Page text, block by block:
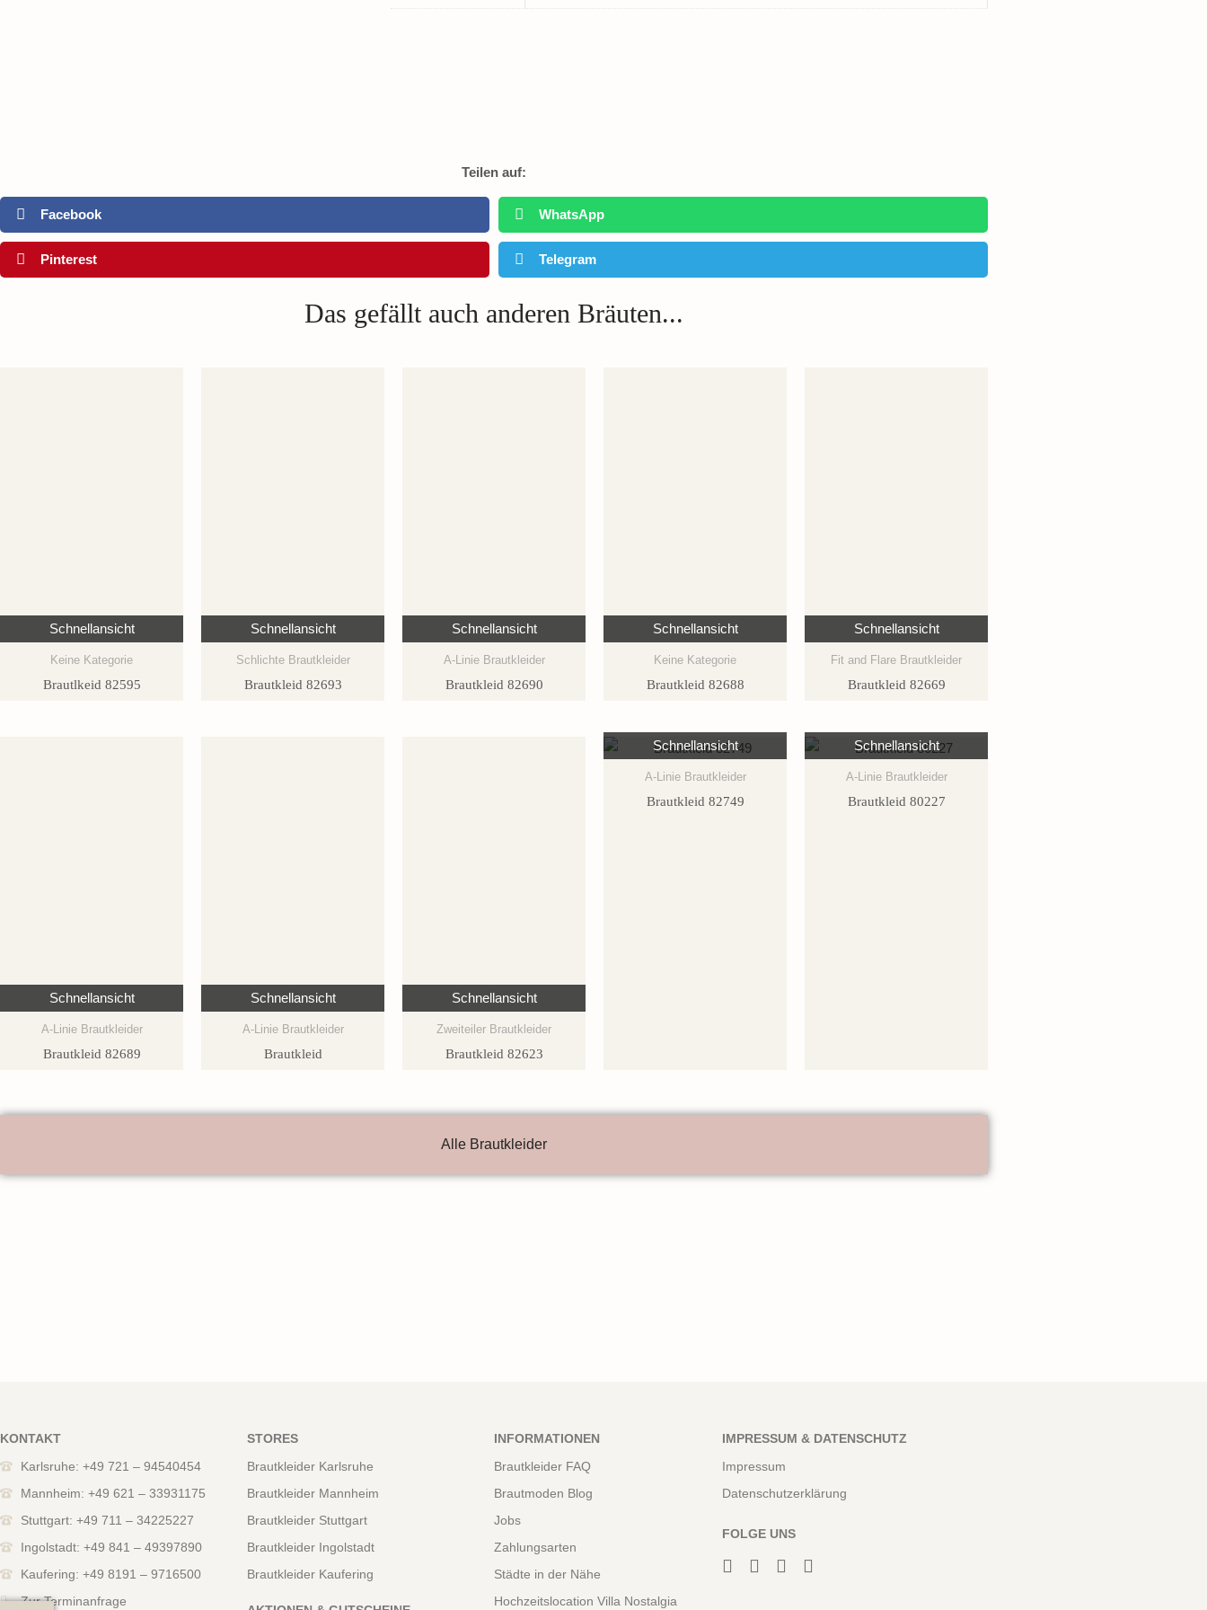
Teilen auf:
Facebook WhatsApp
Pinterest Telegram
Das gefällt auch anderen Bräuten...
Schnellansicht
Keine Kategorie
Brautlkeid 82595
Schnellansicht
Schlichte Brautkleider
Brautkleid 82693
Schnellansicht
A-Linie Brautkleider
Brautkleid 82690
Schnellansicht
Keine Kategorie
Brautkleid 82688
Schnellansicht
Fit and Flare Brautkleider
Brautkleid 82669
Schnellansicht
A-Linie Brautkleider
Brautkleid 82689
Schnellansicht
A-Linie Brautkleider
Brautkleid
Schnellansicht
Zweiteiler Brautkleider
Brautkleid 82623
Schnellansicht
A-Linie Brautkleider
Brautkleid 82749
Schnellansicht
A-Linie Brautkleider
Brautkleid 80227
Alle Brautkleider
KONTAKT
Karlsruhe: +49 721 – 94540454
Mannheim: +49 621 – 33931175
Stuttgart: +49 711 – 34225227
Ingolstadt: +49 841 – 49397890
Kaufering: +49 8191 – 9716500
Zur Terminanfrage
STORES
Brautkleider Karlsruhe
Brautkleider Mannheim
Brautkleider Stuttgart
Brautkleider Ingolstadt
Brautkleider Kaufering
INFORMATIONEN
Brautkleider FAQ
Brautmoden Blog
Jobs
Zahlungsarten
Städte in der Nähe
Hochzeitslocation Villa Nostalgia
IMPRESSUM & DATENSCHUTZ
Impressum
Datenschutzerklärung
FOLGE UNS